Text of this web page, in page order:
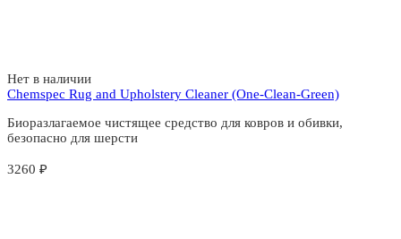
Нет в наличии
Chemspec Rug and Upholstery Cleaner (One-Clean-Green)
Биоразлагаемое чистящее средство для ковров и обивки,
безопасно для шерсти
3260 ₽